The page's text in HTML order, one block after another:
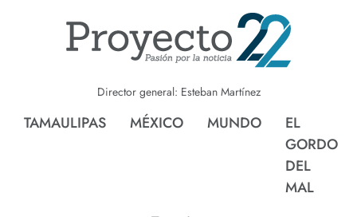
Director general: Esteban Martínez
TAMAULIPAS MÉXICO MUNDO
EL
GORDO
DEL
MAL